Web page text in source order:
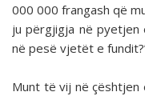
000 000 frangash që
ju përgjigja në pyetjen
në pesë vjetët e
Munt të vij në çështjen